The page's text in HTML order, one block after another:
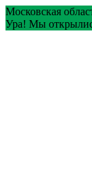
Перейти
к
Московская
Ура! Мы